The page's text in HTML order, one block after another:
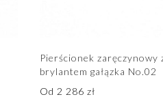
Pierścionek zaręczynowy
brylantem gałązka No.02
Od 2 286 zł